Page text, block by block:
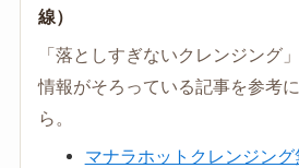
線）
「落としすぎないクレンジング
情報がそろっている記事を参考
ら。
マナラホットクレンジン